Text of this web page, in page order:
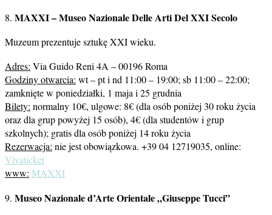
8. MAXXI – Museo Nazionale Delle Arti Del XXI Secolo
Muzeum prezentuje sztukę XXI wieku.
Adres: Via Guido Reni 4A – 00196 Roma
Godziny otwarcia: wt – pt i nd 11:00 – 19:00; sb 11:00 – 22:00;
zamknięte w poniedziałki, 1 maja i 25 grudnia
Bilety: normalny 10€, ulgowe: 8€ (dla osób poniżej 30 roku życia
oraz dla grup powyżej 15 osób), 4€ (dla studentów i grup
szkolnych); gratis dla osób poniżej 14 roku życia
Rezerwacja: nie jest obowiązkowa. +39 04 12719035, online:
Vivaticket
www: MAXXI
9. Museo Nazionale d’Arte Orientale „Giuseppe Tucci”